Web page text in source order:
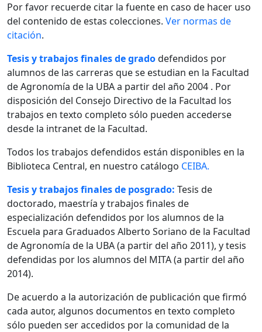
Por favor recuerde citar la fuente en caso de hacer uso
del contenido de estas colecciones. Ver normas de
citación.
Tesis y trabajos finales de gradodefendidos por
alumnos de las carreras que se estudian en la Facultad
de Agronomía de la UBA a partir del año 2004 . Por
disposición del Consejo Directivo de la Facultad los
trabajos en texto completo sólo pueden accederse
desde la intranet de la Facultad.
Todos los trabajos defendidos están disponibles en la
Biblioteca Central, en nuestro catálogo CEIBA.
Tesis y trabajos finales de posgrado: Tesis de
doctorado, maestría y trabajos finales de
especialización defendidos por los alumnos de la
Escuela para Graduados Alberto Soriano de la Facultad
de Agronomía de la UBA (a partir del año 2011), y tesis
defendidas por los alumnos del MITA (a partir del año
2014).
De acuerdo a la autorización de publicación que firmó
cada autor, algunos documentos en texto completo
sólo pueden ser accedidos por la comunidad de la